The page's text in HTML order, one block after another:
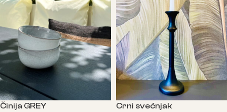
Činija GREY Crni svećnjak